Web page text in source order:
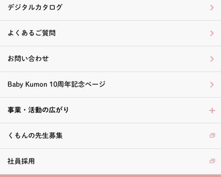
デジタルカタログ
よくあるご質問
お問い合わせ
Baby Kumon 10周年記念ページ
事業・活動の広がり
くもんの先生募集
社員採用